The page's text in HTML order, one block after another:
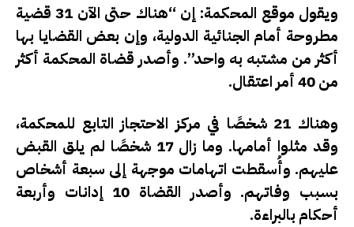
ويقول موقع المحكمة: إن “هناك حتى الآن 31 قضية
مطروحة أمام الجنائية الدولية، وإن بعض القضايا بها
أكثر من مشتبه به واحد”. وأصدر قضاة المحكمة أكثر
من 40 أمر اعتقال.
وهناك 21 شخصًا في مركز الاحتجاز التابع للمحكمة،
وقد مثلوا أمامها. وما زال 17 شخصًا لم يلق القبض
عليهم. وأُسقطت اتهامات موجهة إلى سبعة أشخاص
بسبب وفاتهم. وأصدر القضاة 10 إدانات وأربعة
أحكام بالبراءة.